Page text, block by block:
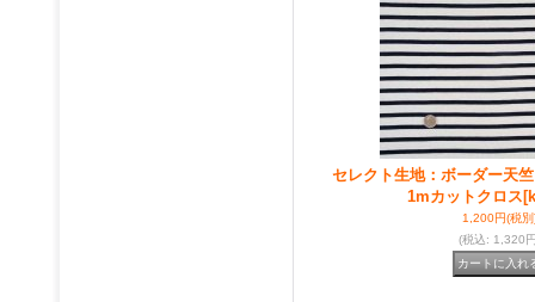
セレクト生地：ボーダー天
1mカットクロス
1,200円(税別
(税込: 1,320